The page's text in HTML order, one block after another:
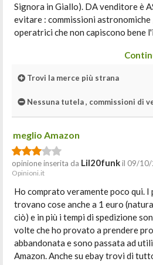
Signora in Giallo). DA venditore è
evitare : commissioni astronomiche
operatrici che non capiscono bene
Trovi la merce più strana
Nessuna tutela , commissioni di
meglio Amazon
opinione inserita da Lil20funkil 09/10/
Opinioni.it
Ho comprato veramente poco qui. I
trovano cose anche a 1 euro
ciò) e in più i tempi di spedizione
volte che ho provato a prendere
abbandonata e sono passata ad
Amazon. Anche su ebay trovi di